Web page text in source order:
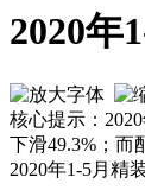
2020年
核心提示：
下滑49.3%；而
2020年1-5月精